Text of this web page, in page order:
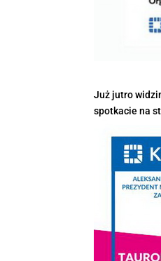
Już jutro
spotkacie na